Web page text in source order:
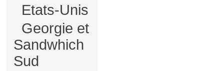
Etats-Unis
Georgie et
Sandwhich
Sud